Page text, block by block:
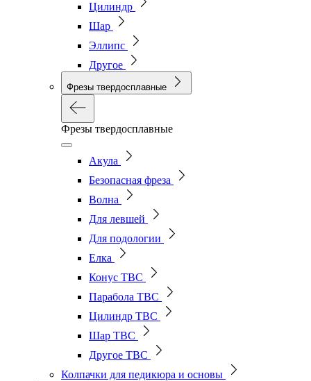
Цилиндр
Шар
Эллипс
Другое
Фрезы твердосплавные
Фрезы твердосплавные
Акула
Безопасная фреза
Волна
Для левшей
Для подологии
Елка
Конус ТВС
Парабола ТВС
Цилиндр ТВС
Шар ТВС
Другое ТВС
Колпачки для педикюра и основы